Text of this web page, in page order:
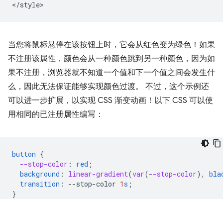
当您将鼠标悬停在该按钮上时，它会从红色变为绿色！如果
不注册该属性，颜色会从一种颜色跳到另一种颜色，因为如
果不注册，浏览器就不知道一个值和下一个值之间会发生什
么，因此无法保证能够实现颜色过渡。 不过，这个示例还
可以进一步扩展，以实现 CSS 渐变动画！以下 CSS 可以使
用相同的已注册属性编写：
button {
--stop-color : red ;
background : linear-gradient(var(--stop-color),
transition : --stop-color 1s ;
}